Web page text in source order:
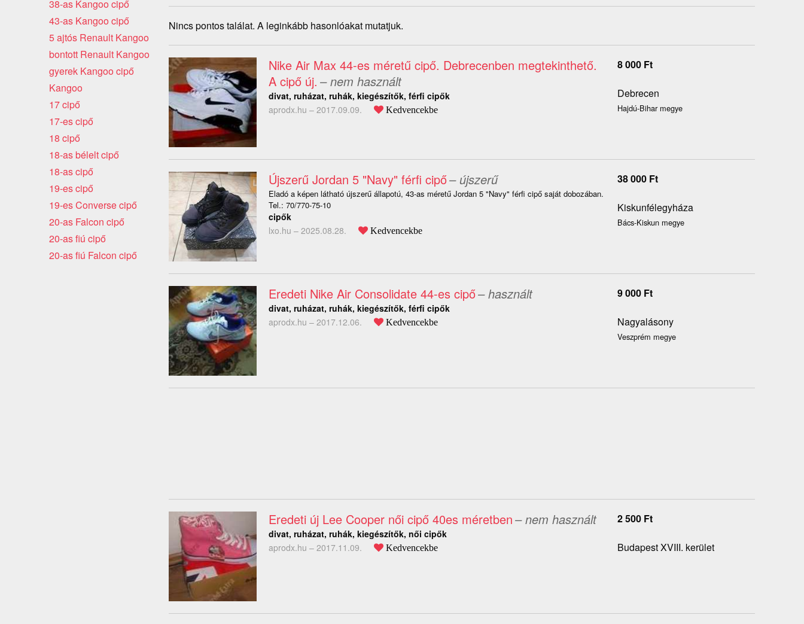
Nincs pontos találat. A leginkább hasonlóakat mutatjuk.
Nike Air Max 44-es méretű cipő. Debrecenben megtekinthető.
A cipő új. – nem használt
divat, ruházat, ruhák, kiegészítők, férfi cipők
aprodx.hu – 2017.09.09. Kedvencekbe
8 000 Ft
Debrecen
Hajdú-Bihar megye
Újszerű Jordan 5 "Navy" férfi cipő– újszerű
Eladó a képen látható újszerű állapotú, 43-as méretű Jordan 5 "Navy" férfi cipő saját dobozában.
Tel.: 70/770-75-10
cipők
lxo.hu – 2025.08.28. Kedvencekbe
38 000 Ft
Kiskunfélegyháza
Bács-Kiskun megye
Eredeti Nike Air Consolidate 44-es cipő– használt
divat, ruházat, ruhák, kiegészítők, férfi cipők
aprodx.hu – 2017.12.06. Kedvencekbe
9 000 Ft
Nagyalásony
Veszprém megye
Eredeti új Lee Cooper női cipő 40es méretben– nem használt
divat, ruházat, ruhák, kiegészítők, női cipők
aprodx.hu – 2017.11.09. Kedvencekbe
2 500 Ft
Budapest XVIII. kerület
38-as Kangoo cipő
43-as Kangoo cipő
5 ajtós Renault Kangoo
bontott Renault Kangoo
gyerek Kangoo cipő
Kangoo
17 cipő
17-es cipő
18 cipő
18-as bélelt cipő
18-as cipő
19-es cipő
19-es Converse cipő
20-as Falcon cipő
20-as fiú cipő
20-as fiú Falcon cipő